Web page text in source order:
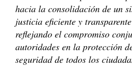
hacia la consolidación de un
justicia eficiente y
reflejando el compromiso
autoridades en la protección
seguridad de todos los